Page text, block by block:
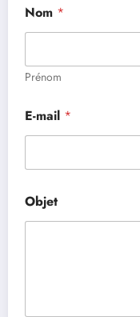
Nom *
Prénom
E-mail *
o
u
Objet